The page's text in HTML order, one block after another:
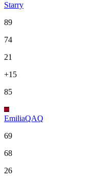
Starry
89
74
21
+15
85
EmiliaQAQ
69
68
26